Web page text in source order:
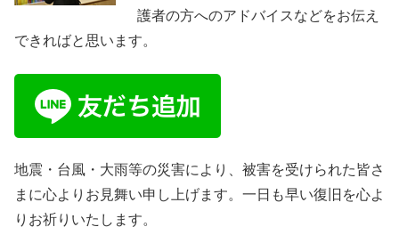
護者の方へのアドバイスなどをお伝え
できればと思います。
地震・台風・大雨等の災害により、被害を受けられた皆さ
まに心よりお見舞い申し上げます。一日も早い復旧を心よ
りお祈りいたします。